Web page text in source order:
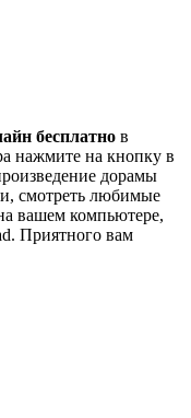
бесплатно в
нажмите на кнопку в
дорамы
смотреть любимые
вашем компьютере,
Приятного вам